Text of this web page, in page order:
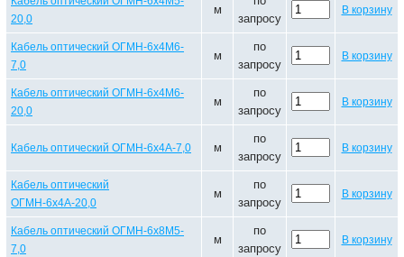
20,0
м
запросу
В корзину
Кабель оптический ОГМН-6х4М6-
7,0
м
по
запросу
В корзину
Кабель оптический ОГМН-6х4М6-
20,0
м
по
запросу
В корзину
Кабель оптический ОГМН-6х4А-7,0 м
по
запросу
В корзину
Кабель оптический
ОГМН-6х4А-20,0
м
по
запросу
В корзину
Кабель оптический ОГМН-6х8М5-
7,0
м
по
запросу
В корзину